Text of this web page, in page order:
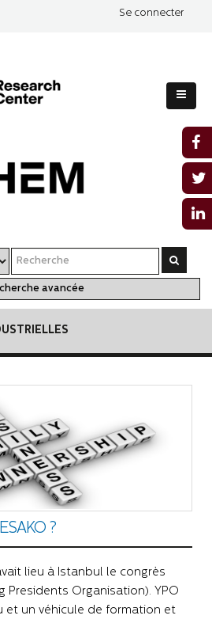
Se connecter
avancée
?
lieu à Istanbul le congrès
Presidents Organisation). YPO
et un véhicule de formation et